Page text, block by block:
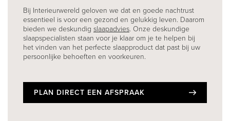
Bij Interieurwereld geloven we dat en goede nachtrust
essentieel is voor een gezond en gelukkig leven. Daarom
bieden we deskundig slaapadvies. Onze deskundige
slaapspecialisten staan voor je klaar om je te helpen bij
het vinden van het perfecte slaapproduct dat past bij uw
persoonlijke behoeften en voorkeuren.
PLAN DIRECT EEN AFSPRAAK